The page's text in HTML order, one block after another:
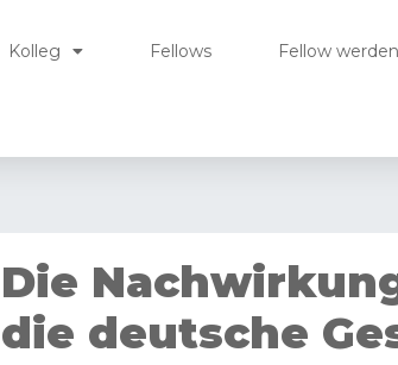
Kolleg Fellows Fellow werden
Die
die deutsche